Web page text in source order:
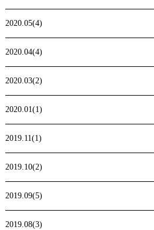
2020.05(4)
2020.04(4)
2020.03(2)
2020.01(1)
2019.11(1)
2019.10(2)
2019.09(5)
2019.08(3)